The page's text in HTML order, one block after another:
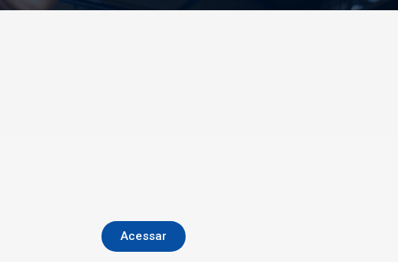
Acessar